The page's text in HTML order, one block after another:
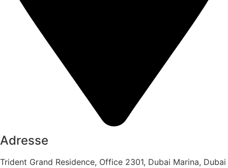
Adresse
Trident Grand Residence, Office 2301, Dubai Marina, Dubai